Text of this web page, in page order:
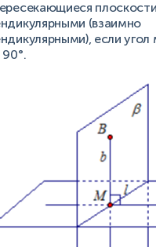
(взаимно
если
90°.